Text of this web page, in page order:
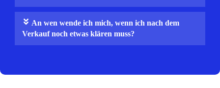
An wen wende ich mich, wenn ich nach dem
Verkauf noch etwas klären muss?